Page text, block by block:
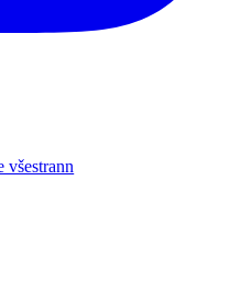
všestrann